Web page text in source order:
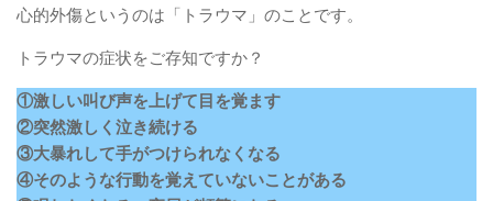
心的外傷というのは「トラウマ」のことです。
トラウマの症状をご存知ですか？
①激しい叫び声を上げて目を覚ます
②突然激しく泣き続ける
③大暴れして手がつけられなくなる
④そのような行動を覚えていないことがある